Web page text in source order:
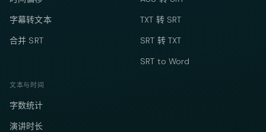
字幕转文本
合并 SRT
TXT 转 SRT
SRT 转 TXT
SRT to Word
文本与时间
字数统计
演讲时长